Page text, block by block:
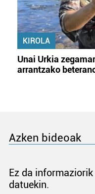
KIROLA
Unai Urkia
arrantzako
Azken bideoak
Ez da
datuekin.